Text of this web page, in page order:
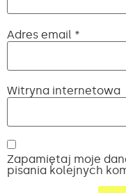
Adres email *
Witryna internetowa
Zapamiętaj moje
pisania kolejnych